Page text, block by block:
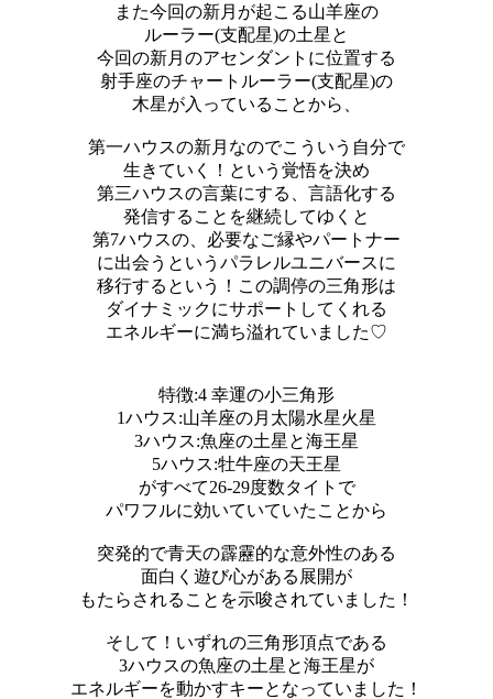
また今回の新月が起こる山羊座の
ルーラー(支配星)の土星と
今回の新月のアセンダントに位置する
射手座のチャートルーラー(支配星)の
木星が入っていることから、
第一ハウスの新月なのでこういう自分で
生きていく！という覚悟を決め
第三ハウスの言葉にする、言語化する
発信することを継続してゆくと
第7ハウスの、必要なご縁やパートナー
に出会うというパラレルユニバースに
移行するという！この調停の三角形は
ダイナミックにサポートしてくれる
エネルギーに満ち溢れていました♡
特徴:4 幸運の小三角形
1ハウス:山羊座の月太陽水星火星
3ハウス:魚座の土星と海王星
5ハウス:牡牛座の天王星
がすべて26-29度数タイトで
パワフルに効いていていたことから
突発的で青天の霹靂的な意外性のある
面白く遊び心がある展開が
もたらされることを示唆されていました！
そして！いずれの三角形頂点である
3ハウスの魚座の土星と海王星が
エネルギーを動かすキーとなっていました！